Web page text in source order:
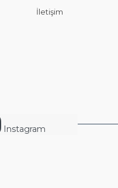
İletişim
Instagram